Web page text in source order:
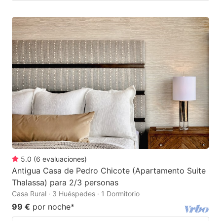
5.0 (6 evaluaciones)
Antigua Casa de Pedro Chicote (Apartamento Suite
Thalassa) para 2/3 personas
Casa Rural · 3 Huéspedes · 1 Dormitorio
99 € por noche*